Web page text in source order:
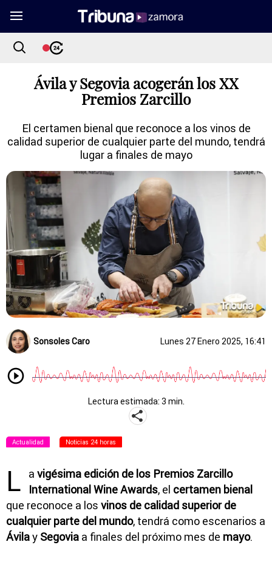
Ávila y Segovia acogerán los XX
Premios Zarcillo
El certamen bienal que reconoce a los vinos de
calidad superior de cualquier parte del mundo, tendrá
lugar a finales de mayo
Sonsoles Caro Lunes 27 Enero 2025, 16:41
Lectura estimada: 3 min.
Actualidad Noticias 24 horas
L a vigésima edición de los Premios Zarcillo
International Wine Awards, el certamen bienal
que reconoce a los vinos de calidad superior de
cualquier parte del mundo, tendrá como escenarios a
Ávilay Segovia a finales del próximo mes de mayo.